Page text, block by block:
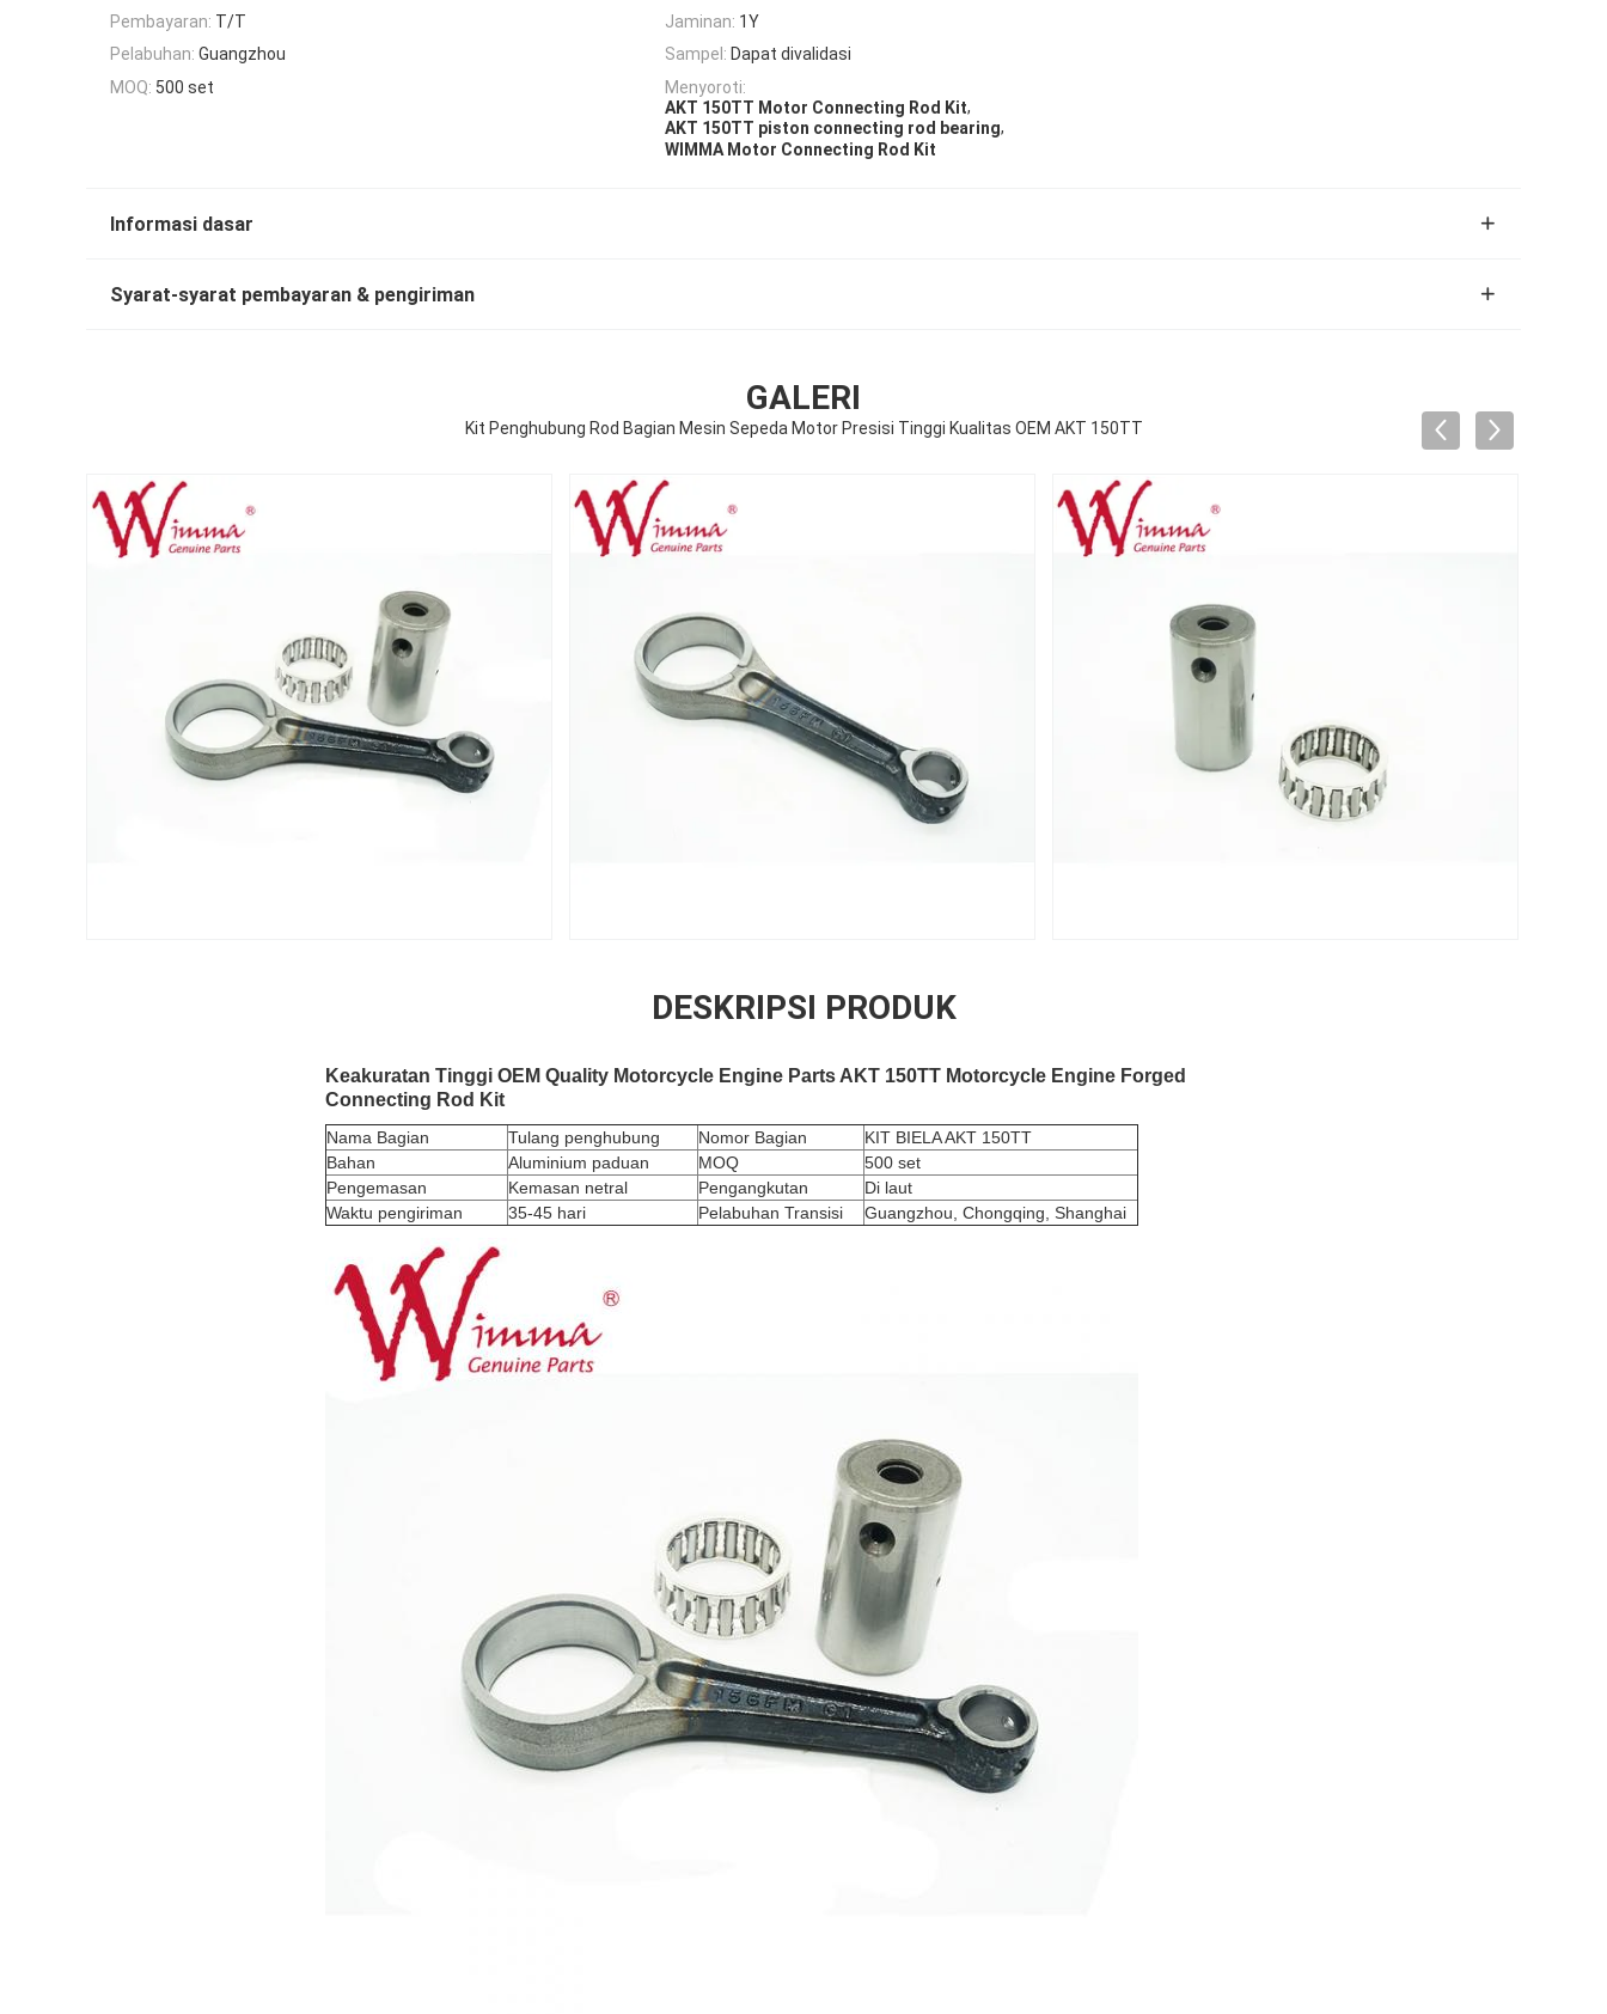
Pembayaran: T/T Jaminan: 1Y
Pelabuhan: Guangzhou Sampel: Dapat divalidasi
MOQ: 500 set
Menyoroti:
AKT 150TT Motor Connecting Rod Kit,
AKT 150TT piston connecting rod bearing,
WIMMA Motor Connecting Rod Kit
Informasi dasar
Syarat-syarat pembayaran & pengiriman
GALERI
Kit Penghubung Rod Bagian Mesin Sepeda Motor Presisi Tinggi Kualitas OEM AKT 150TT
DESKRIPSI PRODUK
Keakuratan Tinggi OEM Quality Motorcycle Engine Parts AKT 150TT Motorcycle Engine Forged
Connecting Rod Kit
Nama Bagian Tulang penghubung Nomor Bagian
KIT BIELA AKT 150TT
Bahan
Aluminium paduan MOQ
500 set
Pengemasan
Kemasan netral Pengangkutan
Di laut
Waktu pengiriman
35-45 hari Pelabuhan Transisi Guangzhou, Chongqing, Shanghai